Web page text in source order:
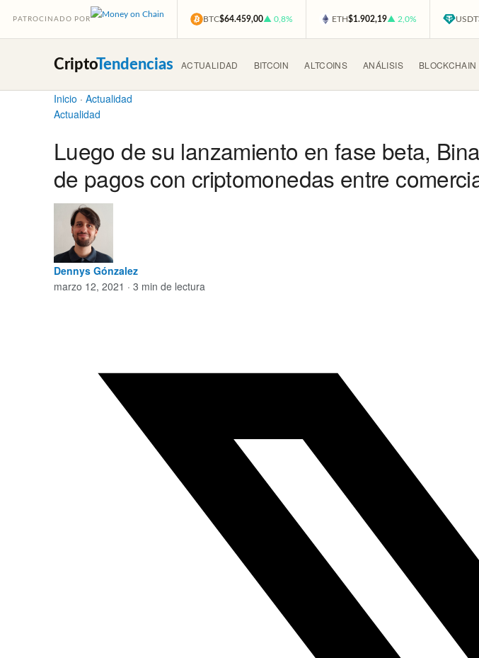
PATROCINADO POR BTC$64.459,00▲ 0,8% ETH$1.902,19▲ 2,0% USDT
CriptoTendencias ACTUALIDAD BITCOIN ALTCOINS ANÁLISIS BLOCKCHAIN
Inicio · Actualidad
Actualidad
Luego de su lanzamiento en fase beta,
de pagos con criptomonedas entre
Dennys Gónzalez
marzo 12, 2021 · 3 min de lectura